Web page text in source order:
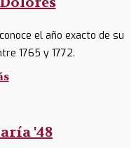
el año exacto de su
1765 y 1772.
'48